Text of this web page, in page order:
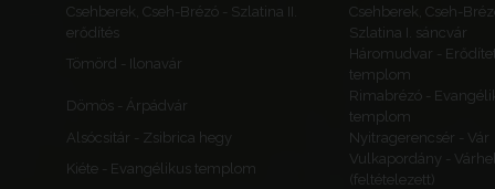
Csehberek, Cseh-Brézó - Szlatina II.
erődítés
Csehberek, Cseh-
Szlatina I. sáncvár
Tömörd - Ilonavár
Háromudvar -
templom
Dömös - Árpádvár
Rimabrézó -
templom
Alsócsitár - Zsibrica hegy
Nyitragerencsér - Vár
Kiéte - Evangélikus templom
Vulkapordány -
(feltételezett)